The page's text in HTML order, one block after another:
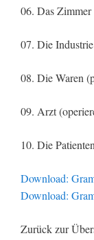
06. Das
07. Die
08. Die Waren
09. Arzt
10. Die
Download:
Download:
Zurück zur